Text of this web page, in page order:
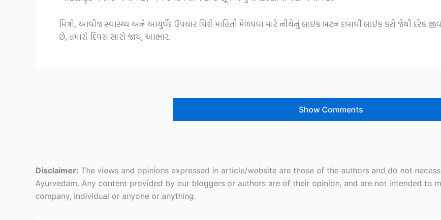
મિત્રો, આવીજ સ્વાસ્થ્ય અને આયુર્વેદ ઉપચાર વિશે માહિતી મેળવવા માટે નીચેનું લાઇક બટન દબાવી લાઈક કરો જેથી દરેક
છે, તમારો દિવસ સારો જાય, આભાર.
Show Comments
Disclaimer: The views and opinions expressed in article/website are those of the authors and do not
Ayurvedam. Any content provided by our bloggers or authors are of their opinion, and are not intended to
company, individual or anyone or anything.